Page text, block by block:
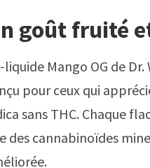
goût fruité
liquide Mango OG de
pour ceux qui
sans THC. Chaque
des cannabinoïdes